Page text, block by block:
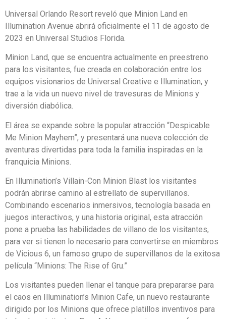
Universal Orlando Resort reveló que Minion Land en
Illumination Avenue abrirá oficialmente el 11 de agosto de
2023 en Universal Studios Florida.
Minion Land, que se encuentra actualmente en preestreno
para los visitantes, fue creada en colaboración entre los
equipos visionarios de Universal Creative e Illumination, y
trae a la vida un nuevo nivel de travesuras de Minions y
diversión diabólica.
El área se expande sobre la popular atracción “Despicable
Me Minion Mayhem”, y presentará una nueva colección de
aventuras divertidas para toda la familia inspiradas en la
franquicia Minions.
En Illumination’s Villain-Con Minion Blast los visitantes
podrán abrirse camino al estrellato de supervillanos.
Combinando escenarios inmersivos, tecnología basada en
juegos interactivos, y una historia original, esta atracción
pone a prueba las habilidades de villano de los visitantes,
para ver si tienen lo necesario para convertirse en miembros
de Vicious 6, un famoso grupo de supervillanos de la exitosa
película “Minions: The Rise of Gru.”
Los visitantes pueden llenar el tanque para prepararse para
el caos en Illumination’s Minion Cafe, un nuevo restaurante
dirigido por los Minions que ofrece platillos inventivos para